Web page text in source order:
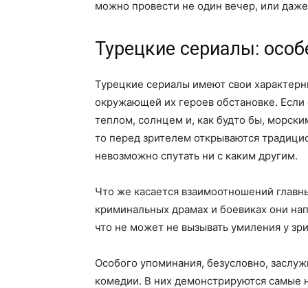
можно провести не один вечер, или
Турецкие сериалы:
Турецкие сериалы имеют свои
окружающей их героев обстановке.
теплом, солнцем и, как будто бы,
то перед зрителем открываются
невозможно спутать ни с каким другим.
Что же касается взаимоотношений
криминальных драмах и боевиках они
что не может не вызывать умиления у
Особого упоминания, безусловно,
комедии. В них демонстрируются